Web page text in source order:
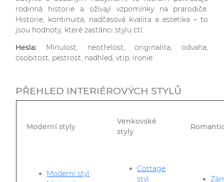
rodinná historie a ožívají vzpomínky na prarodiče.
Historie, kontinuita, nadčasová kvalita a estetika – to
jsou hodnoty, které zastánci stylu ctí.
Hesla: Minulost, neotřelost, originalita, odvaha,
osobitost, pestrost, nadhled, vtip, ironie.
PŘEHLED INTERIÉROVÝCH STYLŮ
Moderní styly
Venkovské
styly
Moderní styl
Cottage
styl